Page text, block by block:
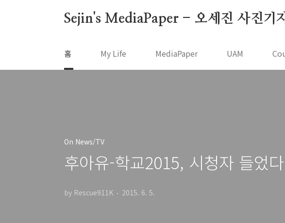
Sejin's MediaPaper - 오세진 사진기
홈 My Life MediaPaper UAM
On News/TV
후아유-학교2015, 시청자 들었
by Rescue911K 2015. 6. 5.